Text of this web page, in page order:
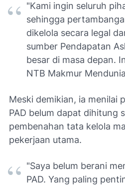
"Kami ingin seluruh
sehingga
dikelola secara legal
sumber Pendapatan
besar di masa depan.
NTB Makmur
Meski demikian, ia menilai
PAD belum dapat dihitung
pembenahan tata kelola
pekerjaan utama.
"Saya belum berani
PAD. Yang paling